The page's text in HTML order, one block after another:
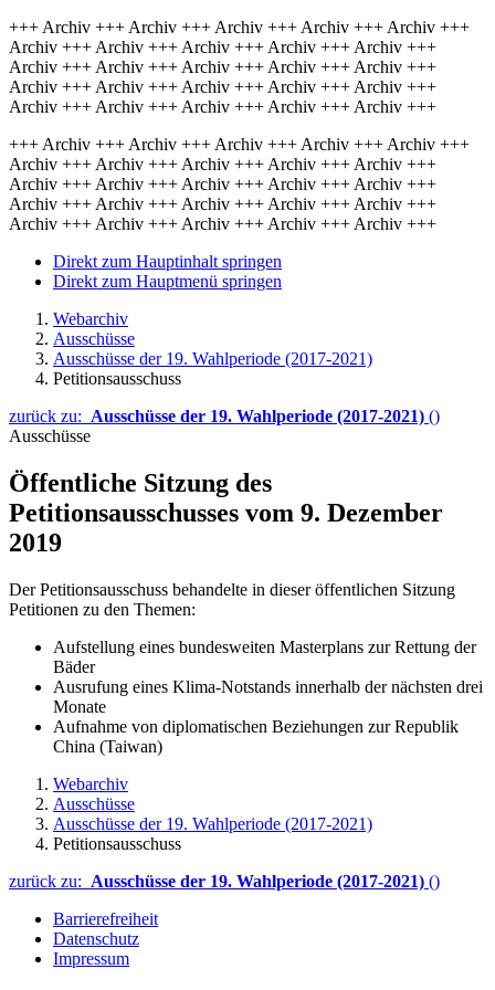
+++ Archiv +++ Archiv +++ Archiv +++ Archiv +++ Archiv +++
Archiv +++ Archiv +++ Archiv +++ Archiv +++ Archiv +++
Archiv +++ Archiv +++ Archiv +++ Archiv +++ Archiv +++
Archiv +++ Archiv +++ Archiv +++ Archiv +++ Archiv +++
Archiv +++ Archiv +++ Archiv +++ Archiv +++ Archiv +++
+++ Archiv +++ Archiv +++ Archiv +++ Archiv +++ Archiv +++
Archiv +++ Archiv +++ Archiv +++ Archiv +++ Archiv +++
Archiv +++ Archiv +++ Archiv +++ Archiv +++ Archiv +++
Archiv +++ Archiv +++ Archiv +++ Archiv +++ Archiv +++
Archiv +++ Archiv +++ Archiv +++ Archiv +++ Archiv +++
Direkt zum Hauptinhalt springen
Direkt zum Hauptmenü springen
Webarchiv
Ausschüsse
Ausschüsse der 19. Wahlperiode (2017-2021)
Petitionsausschuss
zurück zu: Ausschüsse der 19. Wahlperiode (2017-2021) ()
Ausschüsse
Öffentliche Sitzung des
Petitionsausschusses vom 9. Dezember
2019
Der Petitionsausschuss behandelte in dieser öffentlichen Sitzung
Petitionen zu den Themen:
Aufstellung eines bundesweiten Masterplans zur Rettung der
Bäder
Ausrufung eines Klima-Notstands innerhalb der nächsten drei
Monate
Aufnahme von diplomatischen Beziehungen zur Republik
China (Taiwan)
Webarchiv
Ausschüsse
Ausschüsse der 19. Wahlperiode (2017-2021)
Petitionsausschuss
zurück zu: Ausschüsse der 19. Wahlperiode (2017-2021) ()
Barrierefreiheit
Datenschutz
Impressum